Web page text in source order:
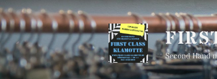
Zum
Inhalt
springen
Second Hand